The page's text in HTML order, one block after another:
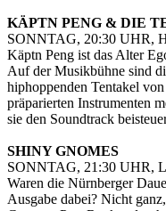
KÄPTN PENG & DIE
SONNTAG, 20:30 UHR,
Käptn Peng ist das Alter
Auf der Musikbühne sind
hiphoppenden Tentakel
präparierten Instrumenten
sie den Soundtrack
SHINY GNOMES
SONNTAG, 21:30 UHR,
Waren die Nürnberger
Ausgabe dabei? Nicht